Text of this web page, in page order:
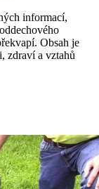
informací,
Obsah je
zdraví a vztahů